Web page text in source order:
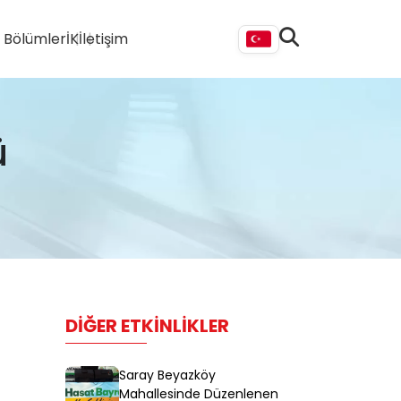
BölümlerİKİletişim
DIĞER ETKINLIKLER
Saray Beyazköy
Mahallesinde Düzenlenen